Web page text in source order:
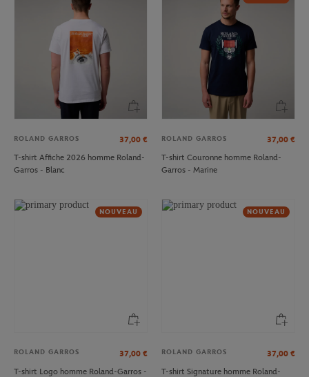
ROLAND GARROS 37,00 €
T-shirt Affiche 2026 homme Roland-
Garros - Blanc
ROLAND GARROS 37,00 €
T-shirt Couronne homme Roland-
Garros - Marine
NOUVEAU
ROLAND GARROS 37,00 €
T-shirt Logo homme Roland-Garros -
NOUVEAU
ROLAND GARROS 37,00 €
T-shirt Signature homme Roland-